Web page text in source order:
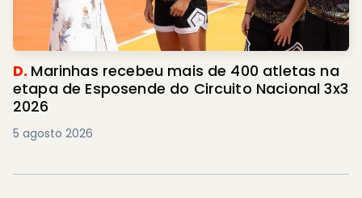
D. Marinhas recebeu mais de 400 atletas na
etapa de Esposende do Circuito Nacional 3x3
2026
5 agosto 2026